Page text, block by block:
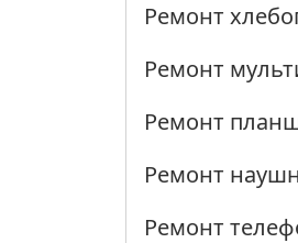
Ремонт
Ремонт
Ремонт
Ремонт
Ремонт